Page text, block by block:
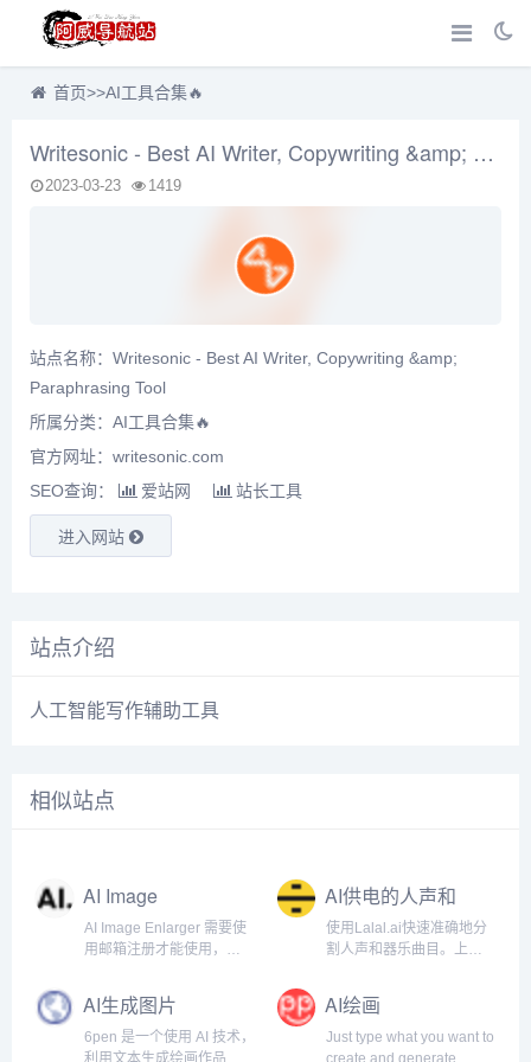
首页>>AI工具合集🔥
Writesonic - Best AI Writer, Copywriting &amp; Paraphrasing Tool
2023-03-23 1419
站点名称：Writesonic - Best AI Writer, Copywriting &amp;
Paraphrasing Tool
所属分类： AI工具合集🔥
官方网址：writesonic.com
SEO查询：
爱站网 站长工具
进入网站
站点介绍
人工智能写作辅助工具
相似站点
AI Image
Enlarger
AI Image Enlarger 需要使
用邮箱注册才能使用，注
额度。
AI供电的人声和
器乐曲目清除器
使用Lalal.ai快速准确地分
割人声和器乐曲目。上传
内接收高质量的提取曲
目。.
AI生成图片
6pen 是一个使用 AI 技术，
利用文本生成绘画作品的
AI绘画
Just type what you want to
create and generate